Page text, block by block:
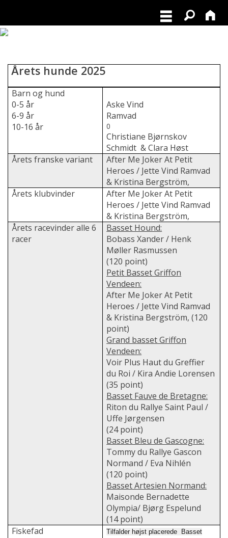
Årets hunde 2025
Barn og hund
0-5 år
6-9 år
10-16 år
Aske Vind
Ramvad
0
Christiane Bjørnskov
Schmidt & Clara Høst
Årets franske variant
After Me Joker At Petit
Heroes / Jette Vind Ramvad
& Kristina Bergström,
Årets klubvinder
After Me Joker At Petit
Heroes / Jette Vind Ramvad
& Kristina Bergström,
Årets racevinder alle 6
racer
Basset Hound:
Bobass Xander / Henk
Møller Rasmussen
(120 point)
Petit Basset Griffon
Vendeen:
After Me Joker At Petit
Heroes / Jette Vind Ramvad
& Kristina Bergström, (120
point)
Grand basset Griffon
Vendeen:
Voir Plus Haut du Greffier
du Roi / Kira Andie Lorensen
(35 point)
Basset Fauve de Bretagne:
Riton du Rallye Saint Paul /
Uffe Jørgensen
(24 point)
Basset Bleu de Gascogne:
Tommy du Rallye Gascon
Normand / Eva Nihlén
(120 point)
Basset Artesien Normand:
Maisonde Bernadette
Olympia/ Bjørg Espelund
(14 point)
Fiskefad
Tilfalder højst placerede Basset